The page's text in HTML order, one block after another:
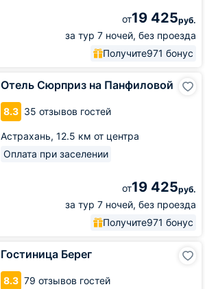
от19 425руб.
за тур 7 ночей, без проезда
Получите971 бонус
Отель Сюрприз на Панфиловой
8.3 35 отзывов гостей
Астрахань, 12.5 км от центра
Оплата при заселении
от19 425руб.
за тур 7 ночей, без проезда
Получите971 бонус
Гостиница Берег
8.3 79 отзывов гостей